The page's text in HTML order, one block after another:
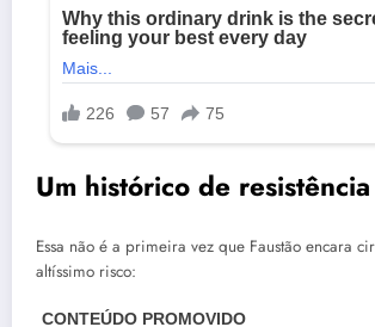
Um histórico de resistência
Essa não é a primeira vez que Faustão encara
altíssimo risco: